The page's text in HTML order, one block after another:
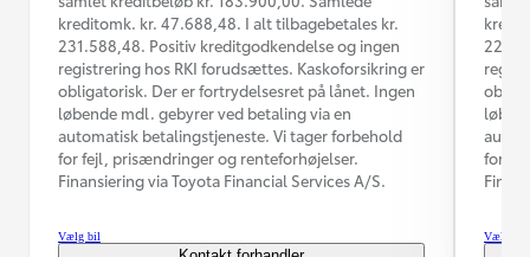
kreditomk. kr. 47.688,48. I alt tilbagebetales kr.
231.588,48. Positiv kreditgodkendelse og ingen
registrering hos RKI forudsættes. Kaskoforsikring er
obligatorisk. Der er fortrydelsesret på lånet. Ingen
løbende mdl. gebyrer ved betaling via en
automatisk betalingstjeneste. Vi tager forbehold
for fejl, prisændringer og renteforhøjelser.
Finansiering via Toyota Financial Services A/S.
Vælg bil
for
Vælg bil